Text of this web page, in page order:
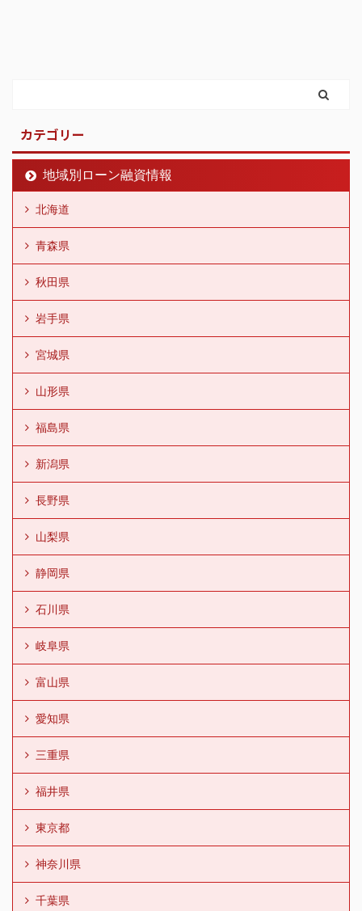
カテゴリー
地域別ローン融資情報
北海道
青森県
秋田県
岩手県
宮城県
山形県
福島県
新潟県
長野県
山梨県
静岡県
石川県
岐阜県
富山県
愛知県
三重県
福井県
東京都
神奈川県
千葉県